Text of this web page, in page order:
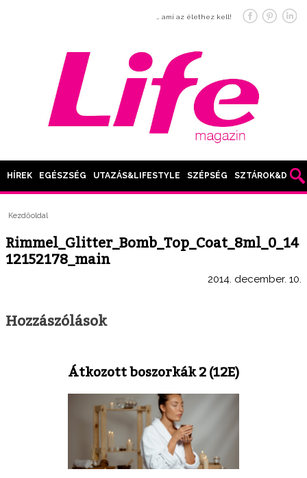
… ami az élethez kell!
HÍREK EGÉSZSÉG UTAZÁS&LIFESTYLE SZÉPSÉG SZTÁROK&DIVAT
Kezdőoldal
Rimmel_Glitter_Bomb_Top_Coat_8ml_0_14
12152178_main
2014. december. 10.
Hozzászólások
Átkozott boszorkák 2 (12E)